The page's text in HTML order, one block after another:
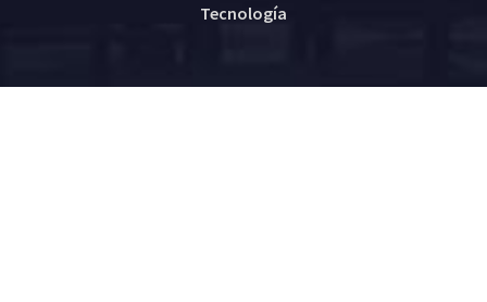
Tecnología